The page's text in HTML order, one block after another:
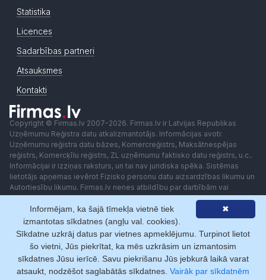
Statistika
Licences
Sadarbības partneri
Atsauksmes
Kontakti
Copyright © Firmas.lv 2007-2026. Firmas.lv ir Latvijas Republikas
Uzņēmumu Reģistra datu atkalizmantotājs. Informācijas avoti:
Uzņēmumu reģistra datu bāzes, Komercreģistrs, Maksātnespējas
reģistrs, Komercķīlu reģistrs, ZL uzņēmumu faktisko datu reģistrs, u.c..
Informācijai ir izziņas raksturs, un tai nav juridiska spēka. Sistēmas
lietotājs apņemas ievērot Fizisko personu datu aizsardzības likumu un
Autortiesību likumu. Firmas.lv nenes atbildību par darbībām vai
lēmumiem, kas balstīti uz saņemto pakalpojumu. Lietotājam aizliegts
izmantot jebkādas automatizētas sistēmas vai iekārtas (robotus)
piekļuvei sistēmai bez rakstiskas saskaņošanas ar Firmas.lv. Galvenā
redaktore: Ingūna Pempere.
Lietošanas noteikumi
Privātuma politika Norēķini ar
✖
Informējam, ka šajā tīmekļa vietnē tiek
izmantotas sīkdatnes (angļu val. cookies).
Sīkdatne uzkrāj datus par vietnes apmeklējumu. Turpinot lietot
šo vietni, Jūs piekrītat, ka mēs uzkrāsim un izmantosim
sīkdatnes Jūsu ierīcē. Savu piekrišanu Jūs jebkurā laikā varat
atsaukt, nodzēšot saglabātās sīkdatnes. Vairāk par sīkdatnēm